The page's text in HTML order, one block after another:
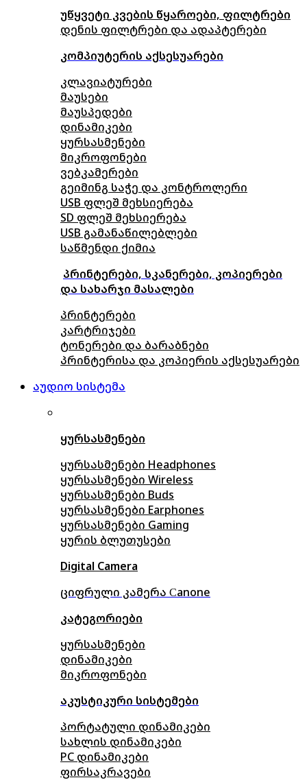
უწყვეტი კვების წყაროები, ფილტრები
დენის ფილტრები და ადაპტერები
კომპიუტერის აქსესუარები
კლავიატურები
მაუსები
მაუსპედები
დინამიკები
ყურსასმენები
მიკროფონები
ვებკამერები
გეიმინგ საჭე და კონტროლერი
USB ფლეშ მეხსიერება
SD ფლეშ მეხსიერება
USB გამანაწილებლები
საწმენდი ქიმია
პრინტერები, სკანერები, კოპიერები
და სახარჯი მასალები
პრინტერები
კარტრიჯები
ტონერები და ბარაბნები
პრინტერისა და კოპიერის აქსესუარები
აუდიო სისტემა
ყურსასმენები
ყურსასმენები Headphones
ყურსასმენები Wireless
ყურსასმენები Buds
ყურსასმენები Earphones
ყურსასმენები Gaming
ყურის ბლუთუსები
Digital Camera
ციფრული კამერა Сanone
კატეგორიები
ყურსასმენები
დინამიკები
მიკროფონები
აკუსტიკური სისტემები
პორტატული დინამიკები
სახლის დინამიკები
PC დინამიკები
ფირსაკრავები